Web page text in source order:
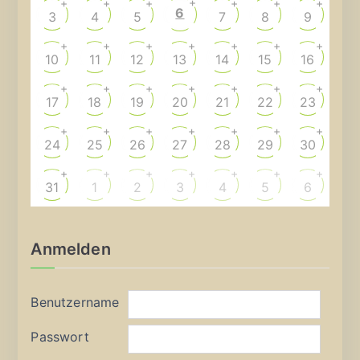
3
+
4
+
5
+
6 7
+
8
+
9
+
10
+
11
+
12
+
13
+
14
+
15
+
16
+
17
+
18
+
19
+
20
+
21
+
22
+
23
+
24
+
25
+
26
+
27
+
28
+
29
+
30
+
31
+
1
+
2
+
3
+
4
+
5
+
6
+
Anmelden
Benutzername
Passwort